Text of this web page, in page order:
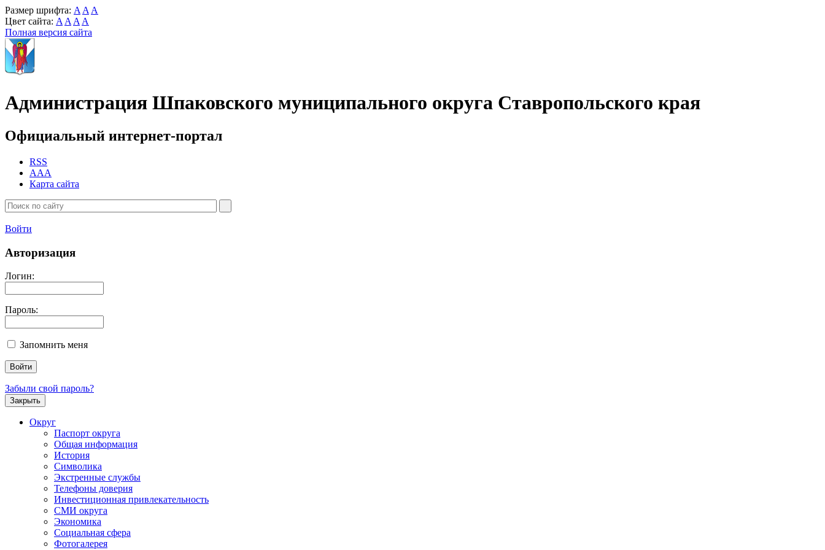
Размер шрифта: A A A
Цвет сайта: A A A A
Полная версия сайта
Администрация Шпаковского муниципального округа Ставропольского края
Официальный интернет-портал
RSS
AAA
Карта сайта
Войти
Авторизация
Логин:
Пароль:
Запомнить меня
Забыли свой пароль?
Закрыть
Округ
Паспорт округа
Общая информация
История
Символика
Экстренные службы
Телефоны доверия
Инвестиционная привлекательность
СМИ округа
Экономика
Социальная сфера
Фотогалерея